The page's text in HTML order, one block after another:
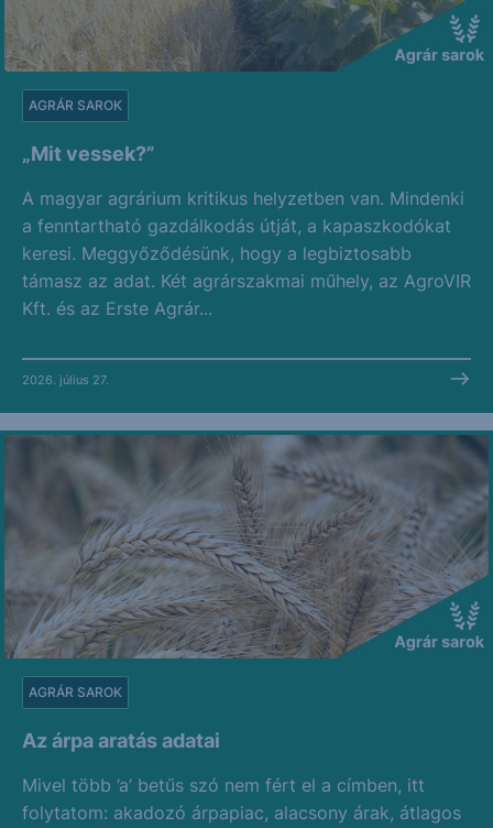
„Mit vessek?”
AGRÁR SAROK
A magyar agrárium kritikus helyzetben van. Mindenki
a fenntartható gazdálkodás útját, a kapaszkodókat
keresi. Meggyőződésünk, hogy a legbiztosabb
támasz az adat. Két agrárszakmai műhely, az AgroVIR
Kft. és az Erste Agrár...
2026. július 27.
Az árpa aratás adatai
AGRÁR SAROK
Mivel több ’a’ betűs szó nem fért el a címben, itt
folytatom: akadozó árpapiac, alacsony árak, átlagos